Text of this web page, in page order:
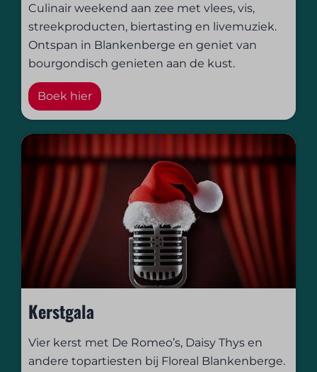
Culinair weekend aan zee met vlees, vis,
streekproducten, biertasting en livemuziek.
Ontspan in Blankenberge en geniet van
bourgondisch genieten aan de kust.
Boek hier
Kerstgala
Vier kerst met De Romeo’s, Daisy Thys en
andere topartiesten bij Floreal Blankenberge.